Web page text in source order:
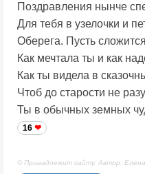
Поздравления нынче
Для тебя в узелочки и
Оберега. Пусть
Как мечтала ты и как
Как ты видела в
Чтоб до старости не
Ты в обычных земных
16
© Принадлежит сайту. Автор: